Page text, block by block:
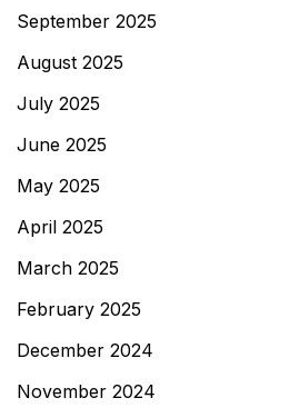
September 2025
August 2025
July 2025
June 2025
May 2025
April 2025
March 2025
February 2025
December 2024
November 2024